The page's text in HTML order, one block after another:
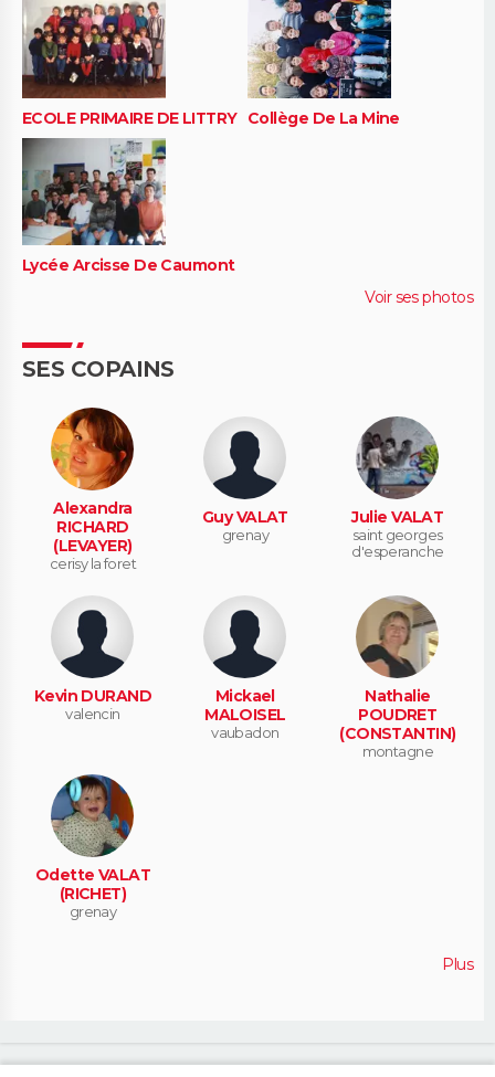
ECOLE PRIMAIRE DE LITTRY Collège De La Mine
Lycée Arcisse De Caumont
Voir ses photos
SES COPAINS
Alexandra
RICHARD
(LEVAYER)
cerisy la foret
Guy VALAT
grenay
Julie VALAT
saint georges
d'esperanche
Kevin DURAND
valencin
Mickael
MALOISEL
vaubadon
Nathalie
POUDRET
(CONSTANTIN)
montagne
Odette VALAT
(RICHET)
grenay
Plus